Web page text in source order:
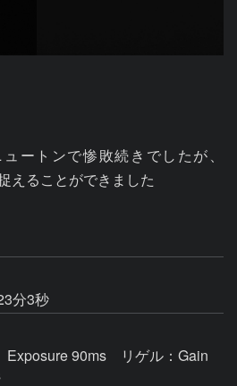
ートンで惨敗続きでしたが、
えることができました
分3秒
Exposure 90ms リゲル：Gain